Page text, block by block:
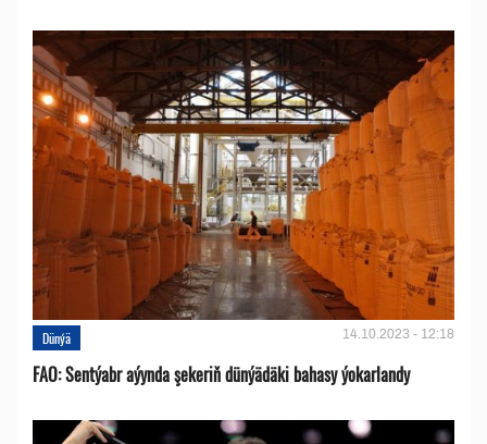
Dünýä 14.10.2023 - 12:18
FAO: Sentýabr aýynda şekeriň dünýädäki bahasy ýokarlandy